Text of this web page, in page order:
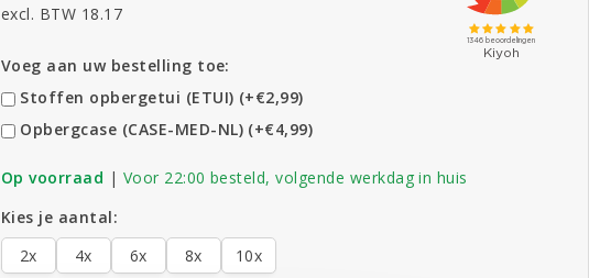
excl. BTW 18.17
Voeg aan uw bestelling toe:
Stoffen opbergetui (ETUI) (+€2,99)
Opbergcase (CASE-MED-NL) (+€4,99)
Op voorraad | Voor 22:00 besteld, volgende werkdag in huis
Kies je aantal:
2x
4x 6x 8x 10x